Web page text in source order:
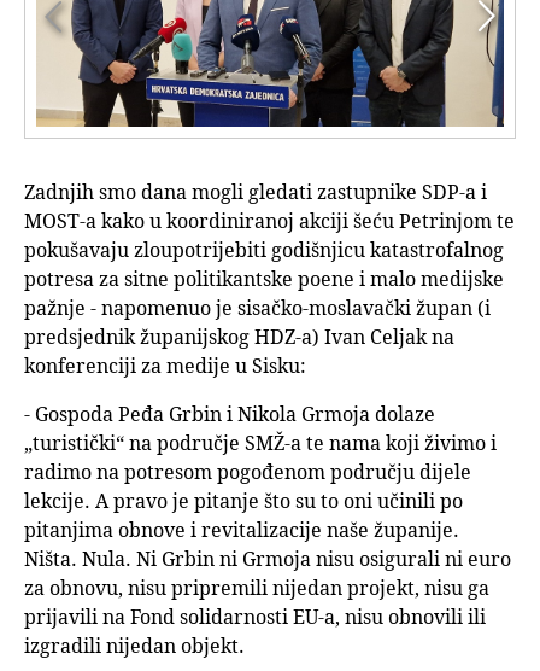


Zadnjih smo dana mogli gledati zastupnike SDP-a i
MOST-a kako u koordiniranoj akciji šeću Petrinjom te
pokušavaju zloupotrijebiti godišnjicu katastrofalnog
potresa za sitne politikantske poene i malo medijske
pažnje - napomenuo je sisačko-moslavački župan (i
predsjednik županijskog HDZ-a) Ivan Celjak na
konferenciji za medije u Sisku:
- Gospoda Peđa Grbin i Nikola Grmoja dolaze
„turistički“ na područje SMŽ-a te nama koji živimo i
radimo na potresom pogođenom području dijele
lekcije. A pravo je pitanje što su to oni učinili po
pitanjima obnove i revitalizacije naše županije.
Ništa. Nula. Ni Grbin ni Grmoja nisu osigurali ni euro
za obnovu, nisu pripremili nijedan projekt, nisu ga
prijavili na Fond solidarnosti EU-a, nisu obnovili ili
izgradili nijedan objekt.